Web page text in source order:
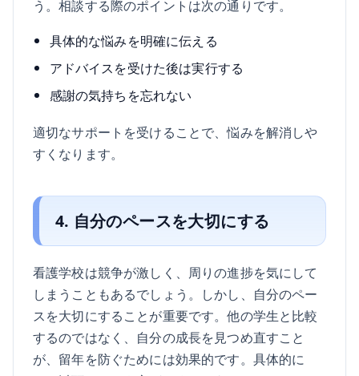
う。相談する際のポイントは次の通りです。
具体的な悩みを明確に伝える
アドバイスを受けた後は実行する
感謝の気持ちを忘れない
適切なサポートを受けることで、悩みを解消しや
すくなります。
4. 自分のペースを大切にする
看護学校は競争が激しく、周りの進捗を気にして
しまうこともあるでしょう。しかし、自分のペー
スを大切にすることが重要です。他の学生と比較
するのではなく、自分の成長を見つめ直すこと
が、留年を防ぐためには効果的です。具体的に